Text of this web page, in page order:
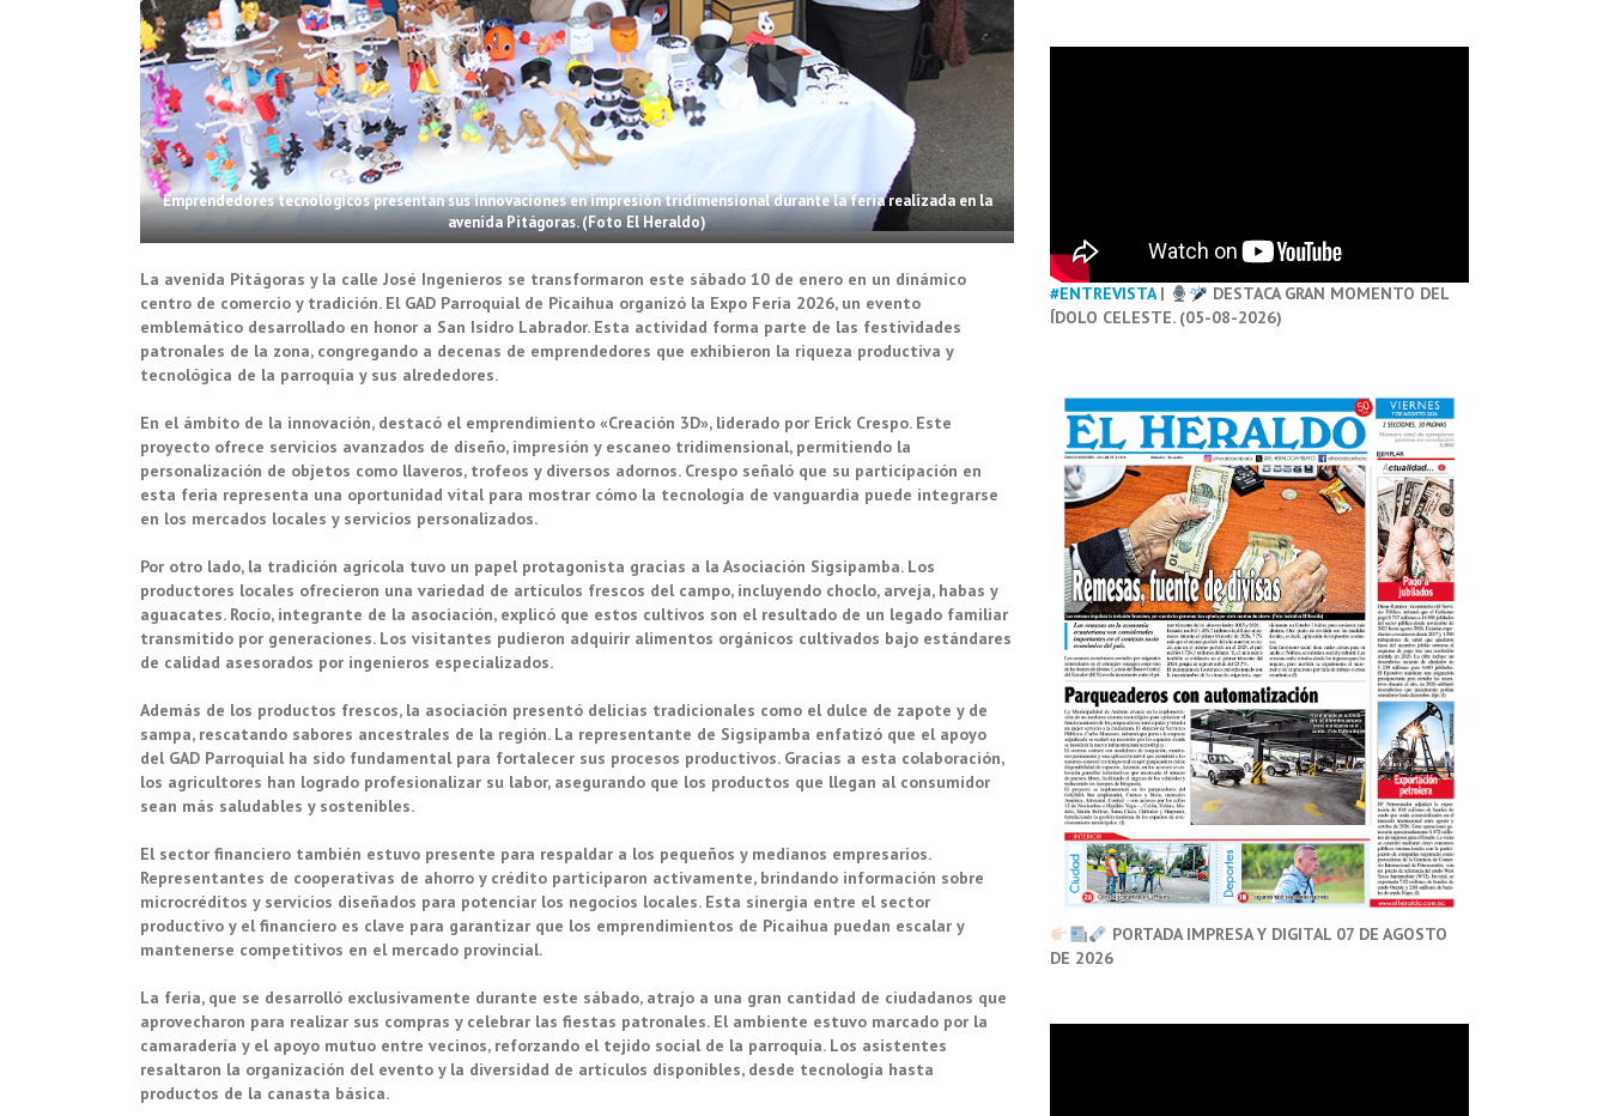
Emprendedores tecnológicos presentan sus innovaciones en impresión tridimensional durante la feria realizada en la
avenida Pitágoras. (Foto El Heraldo)
La avenida Pitágoras y la calle José Ingenieros se transformaron este sábado 10 de enero en un dinámico
centro de comercio y tradición. El GAD Parroquial de Picaihua organizó la Expo Feria 2026, un evento
emblemático desarrollado en honor a San Isidro Labrador. Esta actividad forma parte de las festividades
patronales de la zona, congregando a decenas de emprendedores que exhibieron la riqueza productiva y
tecnológica de la parroquia y sus alrededores.
En el ámbito de la innovación, destacó el emprendimiento «Creación 3D», liderado por Erick Crespo. Este
proyecto ofrece servicios avanzados de diseño, impresión y escaneo tridimensional, permitiendo la
personalización de objetos como llaveros, trofeos y diversos adornos. Crespo señaló que su participación en
esta feria representa una oportunidad vital para mostrar cómo la tecnología de vanguardia puede integrarse
en los mercados locales y servicios personalizados.
Por otro lado, la tradición agrícola tuvo un papel protagonista gracias a la Asociación Sigsipamba. Los
productores locales ofrecieron una variedad de artículos frescos del campo, incluyendo choclo, arveja, habas y
aguacates. Rocío, integrante de la asociación, explicó que estos cultivos son el resultado de un legado familiar
transmitido por generaciones. Los visitantes pudieron adquirir alimentos orgánicos cultivados bajo estándares
de calidad asesorados por ingenieros especializados.
Además de los productos frescos, la asociación presentó delicias tradicionales como el dulce de zapote y de
sampa, rescatando sabores ancestrales de la región. La representante de Sigsipamba enfatizó que el apoyo
del GAD Parroquial ha sido fundamental para fortalecer sus procesos productivos. Gracias a esta colaboración,
los agricultores han logrado profesionalizar su labor, asegurando que los productos que llegan al consumidor
sean más saludables y sostenibles.
El sector financiero también estuvo presente para respaldar a los pequeños y medianos empresarios.
Representantes de cooperativas de ahorro y crédito participaron activamente, brindando información sobre
microcréditos y servicios diseñados para potenciar los negocios locales. Esta sinergia entre el sector
productivo y el financiero es clave para garantizar que los emprendimientos de Picaihua puedan escalar y
mantenerse competitivos en el mercado provincial.
La feria, que se desarrolló exclusivamente durante este sábado, atrajo a una gran cantidad de ciudadanos que
aprovecharon para realizar sus compras y celebrar las fiestas patronales. El ambiente estuvo marcado por la
camaradería y el apoyo mutuo entre vecinos, reforzando el tejido social de la parroquia. Los asistentes
resaltaron la organización del evento y la diversidad de artículos disponibles, desde tecnología hasta
productos de la canasta básica.
#ENTREVISTA|
DESTACA GRAN MOMENTO DEL
ÍDOLO CELESTE. (05-08-2026)
PORTADA IMPRESA Y DIGITAL 07 DE AGOSTO
DE 2026